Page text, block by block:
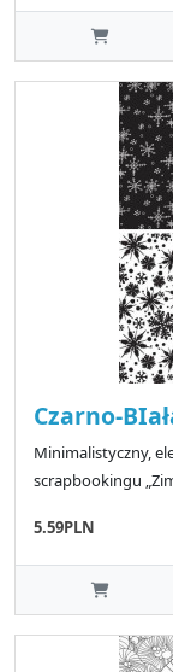
Czarno-
Minimalistyczny,
scrapbookingu
5.59PLN